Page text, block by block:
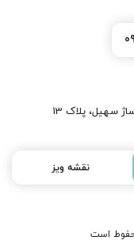
سهیل، پلاک 13
نقشه ویز
است